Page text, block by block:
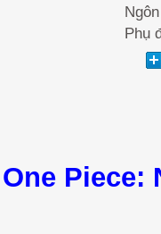
Phụ
One Piece: